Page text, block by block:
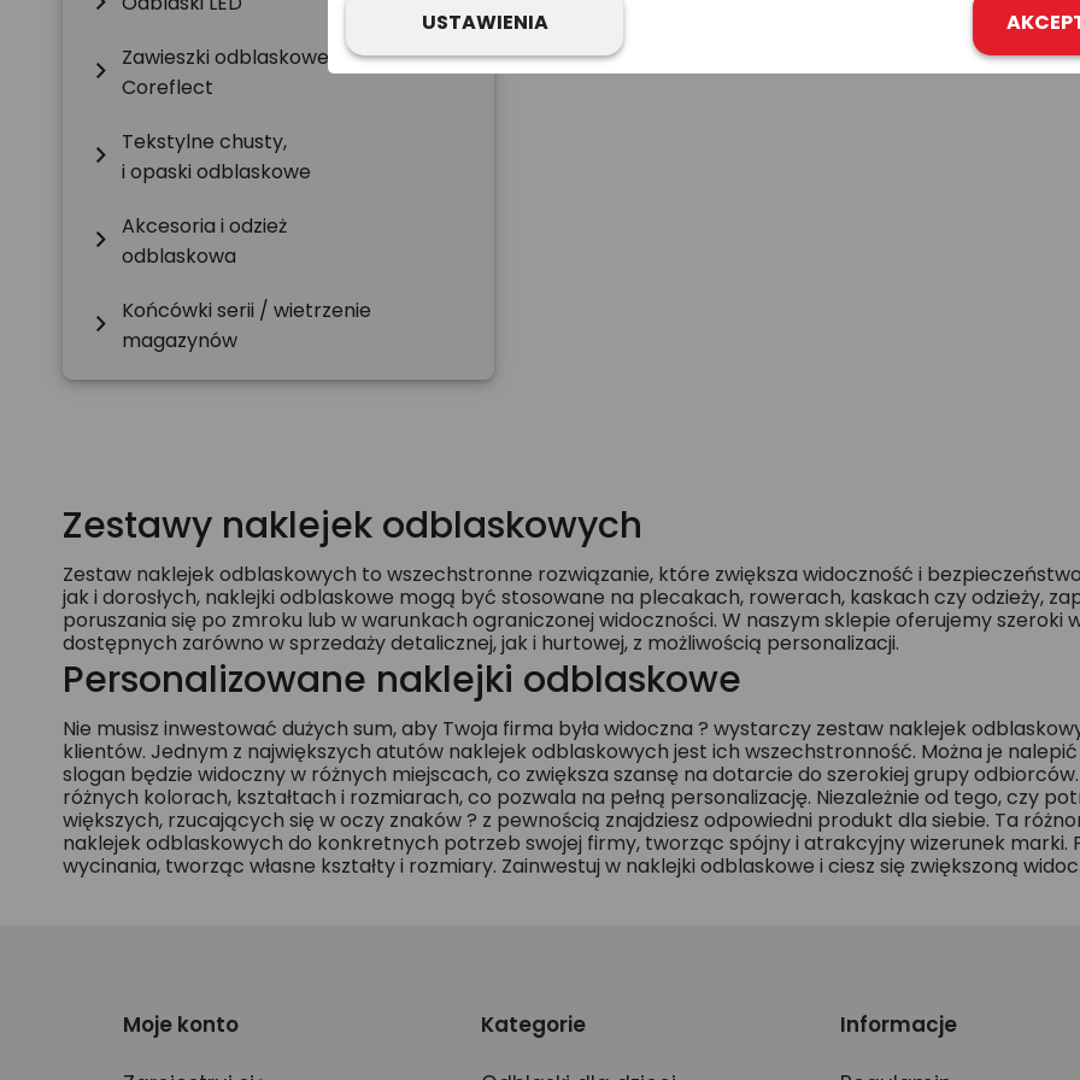
chevron_right
Zawieszki odblaskowe twarde z CE -
Coreflect
chevron_right
Tekstylne chusty,
i opaski odblaskowe
chevron_right Akcesoria i odzież
odblaskowa
chevron_right
Końcówki serii / wietrzenie
magazynów
Zestawy naklejek odblaskowych
Zestaw naklejek odblaskowych to wszechstronne rozwiązanie, które zwiększa widoczność i
jak i dorosłych, naklejki odblaskowe mogą być stosowane na plecakach, rowerach, kaskach czy odzieży,
poruszania się po zmroku lub w warunkach ograniczonej widoczności. W naszym sklepie oferujemy
dostępnych zarówno w sprzedaży detalicznej, jak i hurtowej, z możliwością personalizacji.
Personalizowane naklejki odblaskowe
Nie musisz inwestować dużych sum, aby Twoja firma była widoczna ? wystarczy zestaw naklejek
klientów. Jednym z największych atutów naklejek odblaskowych jest ich wszechstronność. Można je
slogan będzie widoczny w różnych miejscach, co zwiększa szansę na dotarcie do szerokiej grupy
różnych kolorach, kształtach i rozmiarach, co pozwala na pełną personalizację. Niezależnie od tego, czy
większych, rzucających się w oczy znaków ? z pewnością znajdziesz odpowiedni produkt dla siebie. Ta
naklejek odblaskowych do konkretnych potrzeb swojej firmy, tworząc spójny i atrakcyjny wizerunek marki.
wycinania, tworząc własne kształty i rozmiary. Zainwestuj w naklejki odblaskowe i ciesz się zwiększoną
Moje konto Kategorie Informacje
USTAWIENIA